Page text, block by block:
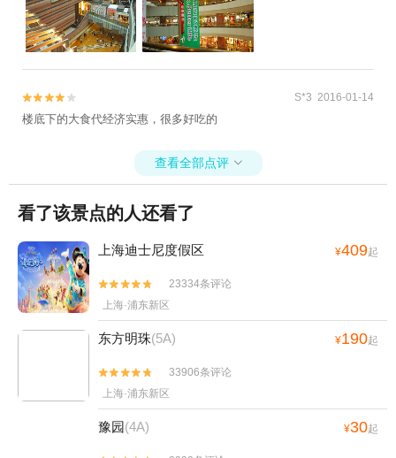

 S*3 2016-01-14
楼底下的大食代经济实惠，很多好吃的
查看全部点评 
看了该景点的人还看了
上海迪士尼度假区 ¥409起


23334条评论
上海·浦东新区
东方明珠(5A) ¥190起


33906条评论
上海·浦东新区
豫园(4A) ¥30起